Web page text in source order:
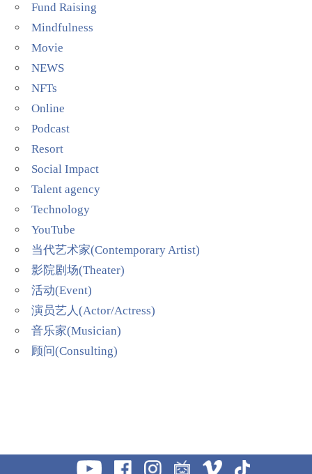
Fund Raising
Mindfulness
Movie
NEWS
NFTs
Online
Podcast
Resort
Social Impact
Talent agency
Technology
YouTube
当代艺术家(Contemporary Artist)
影院剧场(Theater)
活动(Event)
演员艺人(Actor/Actress)
音乐家(Musician)
顾问(Consulting)